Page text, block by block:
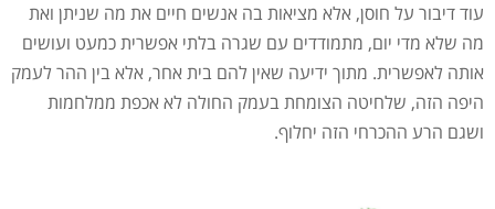
עוד דיבור על חוסן, אלא מציאות בה אנשים חיים את מה שניתן ואת
מה שלא מדי יום, מתמודדים עם שגרה בלתי אפשרית כמעט ועושים
אותה לאפשרית. מתוך ידיעה שאין להם בית אחר, אלא בין ההר לעמק
היפה הזה, שלחיטה הצומחת בעמק החולה לא אכפת ממלחמות
ושגם הרע ההכרחי הזה יחלוף.